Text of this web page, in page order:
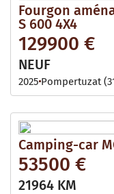
Fourgon
S 600 4X4
129900 €
NEUF
2025 Pompertuzat
Camping-car
53500 €
21964 KM